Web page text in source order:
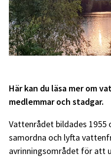
Här kan du läsa mer om
medlemmar och stadgar.
Vattenrådet bildades
samordna och lyfta
avrinningsområdet för att